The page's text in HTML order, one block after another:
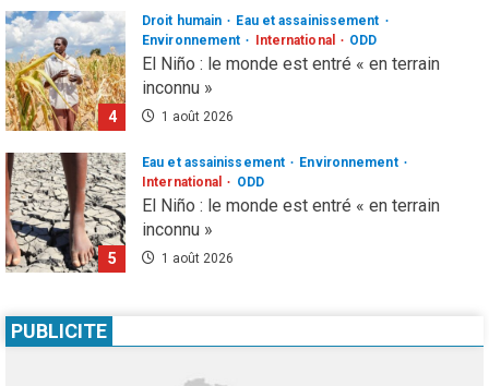
5
Eau et assainissement
Environnement
International
ODD
El Niño : le monde est entré « en terrain
inconnu »
1 août 2026
1
Infos génerales Société
Espagne : une figure de l’extrême droite
condamnée à un an de prison pour incitation
à la haine contre les migrants Marocains
4 août 2026
achètent des millions de livres… avant de
les détruire
PUBLICITE